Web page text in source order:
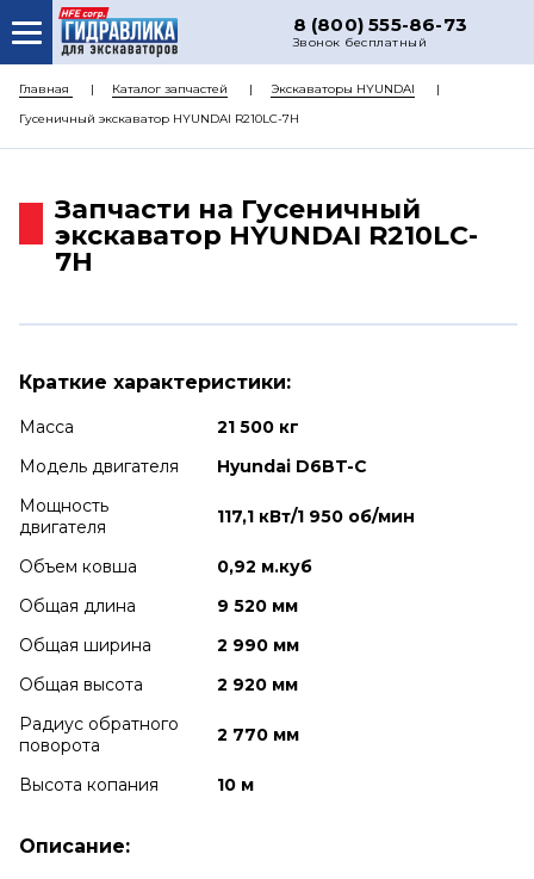
8 (800) 555-86-73
Звонок бесплатный
О НАС
КАТАЛОГ ЗАПЧАСТЕЙ
ДОСТАВКА
Главная Каталог запчастей
Экскаваторы HYUNDAI
Гусеничный экскаватор HYUNDAI R210LC-7H
Запчасти на Гусеничный
экскаватор HYUNDAI R210LC-
7H
Краткие характеристики:
Масса
21 500 кг
Модель двигателя
Hyundai D6BT-C
Мощность
двигателя
117,1 кВт/1 950 об/мин
Объем ковша
0,92 м.куб
Общая длина
9 520 мм
Общая ширина
2 990 мм
Общая высота
2 920 мм
Радиус обратного
поворота
2 770 мм
Высота копания 10 м
Описание: